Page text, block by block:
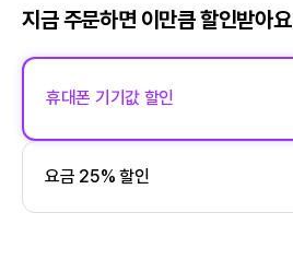
지금 주문하면 이만큼 할인받아요
휴대폰 기기값 할인
요금 25% 할인